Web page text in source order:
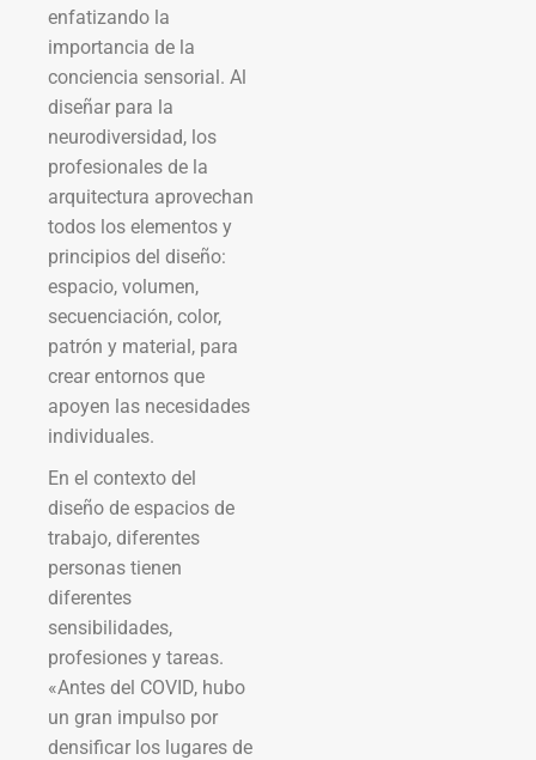
enfatizando la
importancia de la
conciencia sensorial. Al
diseñar para la
neurodiversidad, los
profesionales de la
arquitectura aprovechan
todos los elementos y
principios del diseño:
espacio, volumen,
secuenciación, color,
patrón y material, para
crear entornos que
apoyen las necesidades
individuales.
En el contexto del
diseño de espacios de
trabajo, diferentes
personas tienen
diferentes
sensibilidades,
profesiones y tareas.
«Antes del COVID, hubo
un gran impulso por
densificar los lugares de